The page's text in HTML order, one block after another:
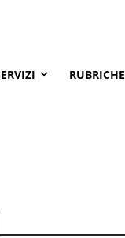
RUBRICHE